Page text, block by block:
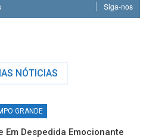
Siga-nos
NÓTICIAS
GRANDE
Em Despedida Emocionante